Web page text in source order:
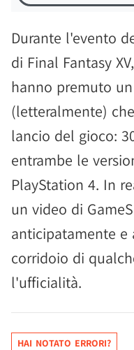
Durante l'evento
di Final Fantasy
hanno premuto
(letteralmente)
lancio del gioco:
entrambe le
PlayStation 4. In
un video di
anticipatamente e
corridoio di
l'ufficialità.
HAI NOTATO ERRORI?